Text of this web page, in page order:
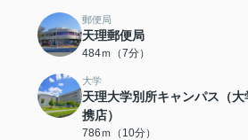
郵便局
天理郵便局
484ｍ（7分）
大学
天理大学別所キャンパス（大
携店）
786ｍ（10分）